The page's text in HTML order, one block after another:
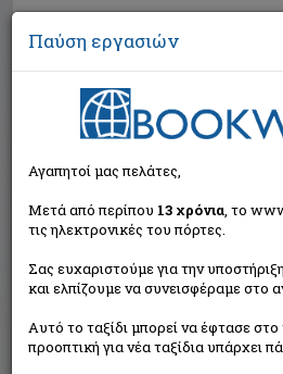
Αναζήτηση
Δεν
Παύση εργασιών
Αγαπητοί μας πελάτες,
Μετά από περίπου 13 χρόνια, το
τις ηλεκτρονικές του πόρτες.
Σας ευχαριστούμε για την
και ελπίζουμε να συνεισφέραμε στο
Αυτό το ταξίδι μπορεί να έφτασε
προοπτική για νέα ταξίδια υπάρχει